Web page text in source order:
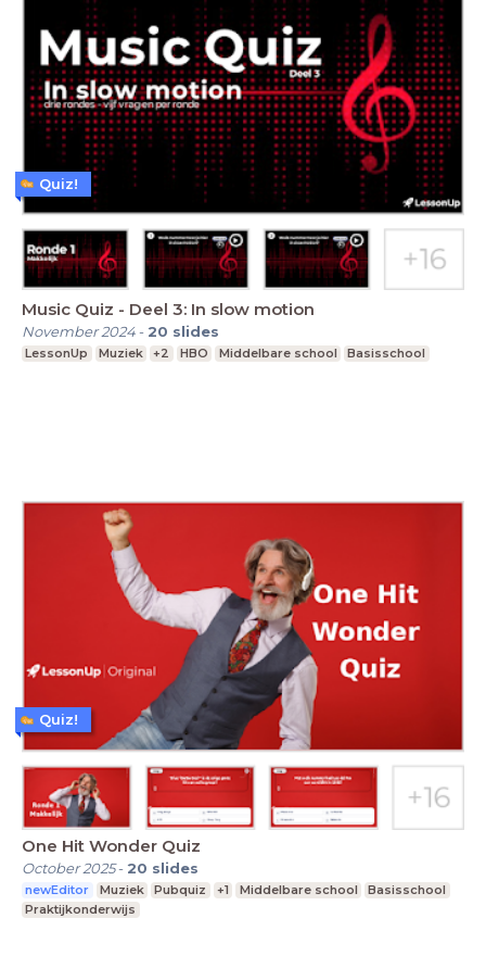
Music Quiz - Deel 3: In slow motion
November 2024- 20 slides
LessonUp Muziek +2 HBO Middelbare school Basisschool
Quiz!
One Hit Wonder Quiz
October 2025- 20 slides
newEditor Muziek Pubquiz +1 Middelbare school
Basisschool
Praktijkonderwijs
Quiz!